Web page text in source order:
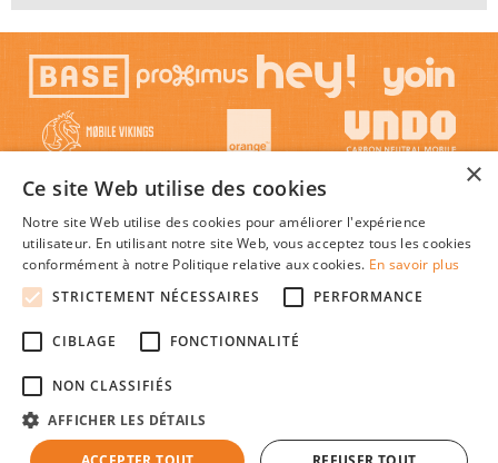
© 2026 Mon-Abonnement-Gsm.be : Trouver l'abonnement GSM ou smartphone le plus
avantageux en Belgique, au meilleur prix c'est facile !
Mon-Abonnement-Gsm.be est une publication indépendante de tout opérateur de
×
Ce site Web utilise des cookies
Notre site Web utilise des cookies pour améliorer l'expérience
utilisateur. En utilisant notre site Web, vous acceptez tous les cookies
conformément à notre Politique relative aux cookies. En savoir plus
STRICTEMENT NÉCESSAIRES
PERFORMANCE
CIBLAGE FONCTIONNALITÉ
NON CLASSIFIÉS
AFFICHER LES DÉTAILS